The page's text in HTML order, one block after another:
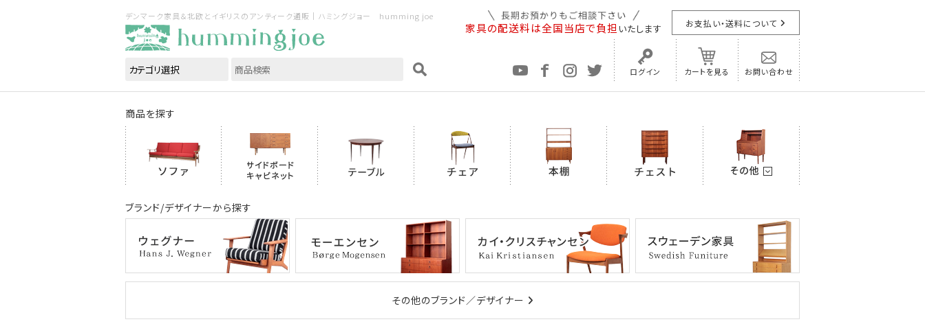
デンマーク家具＆北欧とイギリスのアンティーク通販｜ハミングジョー humming joe
家具の配送料は全国当店で負担 いたします お支払い・送料について
ログイン カートを見る お問い合わせ
商品を探す
ブランド/デザイナーから探す
その他のブランド／デザイナー